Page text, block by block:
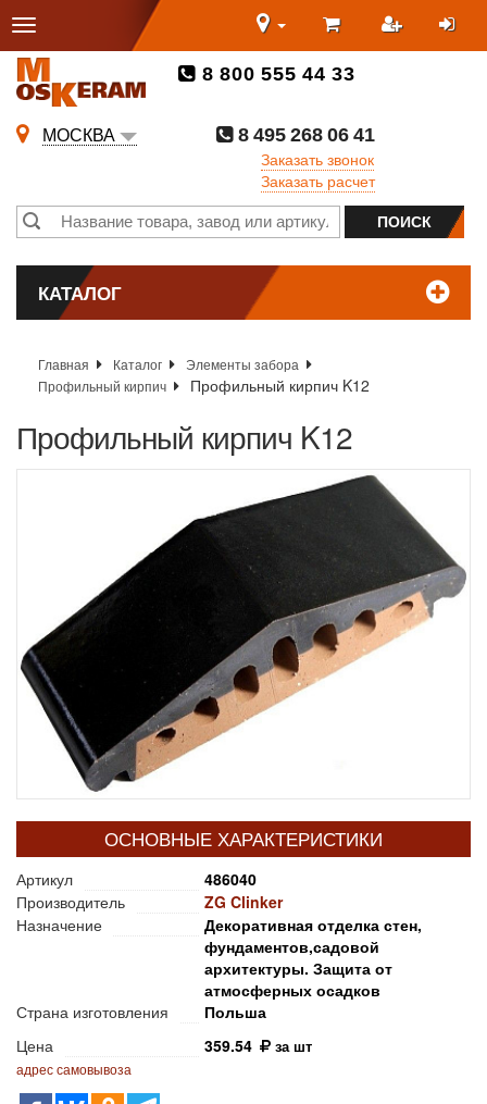
8 800 555 44 33
МОСКВА
8 495 268 06 41
Заказать звонок
Заказать расчет
КАТАЛОГ
Главная Каталог
Элементы забора
Профильный кирпич
Профильный кирпич K12
Профильный кирпич K12
ОСНОВНЫЕ ХАРАКТЕРИСТИКИ
Артикул
486040
Производитель
ZG Clinker
Назначение
Декоративная отделка стен,
фундаментов,садовой
архитектуры. Защита от
атмосферных осадков
Страна изготовления
Польша
Цена
359.54 за шт
адрес самовывоза